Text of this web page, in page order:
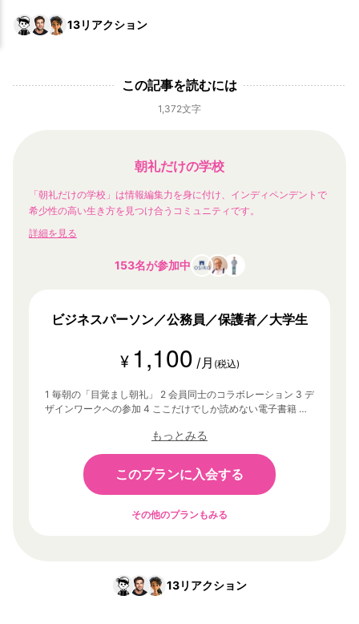
13リアクション
この記事を読むには
1,372文字
朝礼だけの学校
「朝礼だけの学校」は情報編集力を身に付け、インディペンデントで
希少性の高い生き方を見つけ合うコミュニティです。
詳細を見る
153名が参加中
ビジネスパーソン／公務員／保護者／大学生
¥ 1,100 /月 (税込)
1 毎朝の「目覚まし朝礼」 2 会員同士のコラボレーション 3 デ
ザインワークへの参加 4 ここだけでしか読めない電子書籍 そ
もっとみる
このプランに入会する
その他のプランもみる
13リアクション